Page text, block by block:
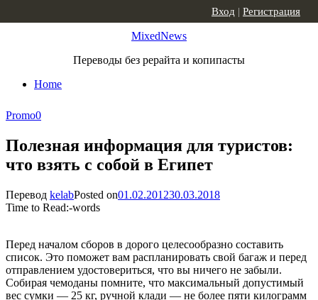
MixedNews
Переводы без рерайта и копипасты
Home
Вход | Регистрация
Promo0
Полезная информация для туристов:
что взять с собой в Египет
Перевод kelabPosted on01.02.201230.03.2018
Time to Read:-words
Перед началом сборов в дорого целесообразно составить
список. Это поможет вам распланировать свой багаж и перед
отправлением удостовериться, что вы ничего не забыли.
Собирая чемоданы помните, что максимальный допустимый
вес сумки — 25 кг, ручной клади — не более пяти килограмм